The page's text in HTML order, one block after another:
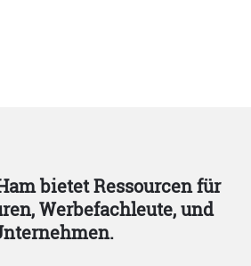
bietet Ressourcen für
Werbefachleute, und